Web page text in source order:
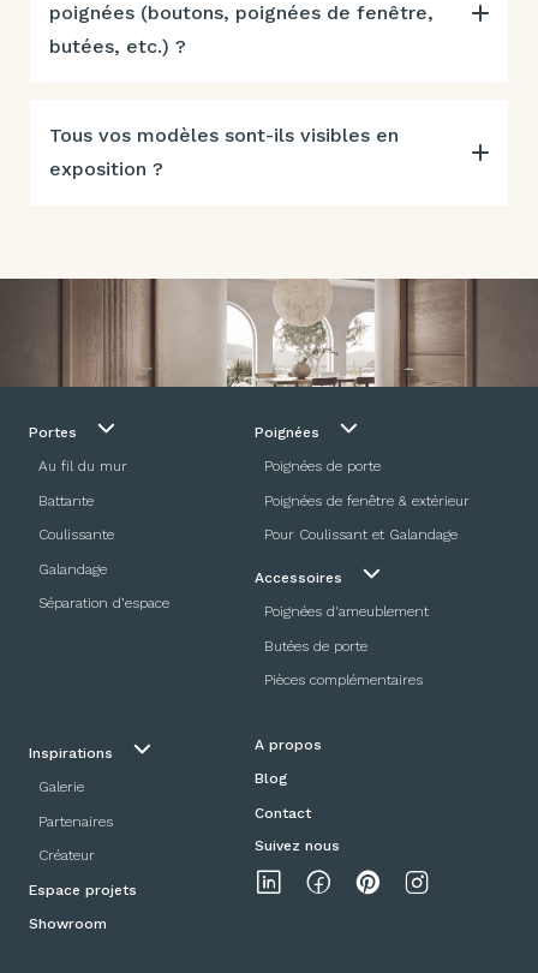
poignées (boutons, poignées de fenêtre,
butées, etc.) ?
Tous vos modèles sont-ils visibles en
exposition ?
Portes
Au fil du mur
Battante
Coulissante
Galandage
Séparation d’espace
Poignées
Poignées de porte
Poignées de fenêtre & extérieur
Pour Coulissant et Galandage
Accessoires
Poignées d'ameublement
Butées de porte
Pièces complémentaires
Inspirations
Galerie
Partenaires
Créateur
Espace projets
Showroom
A propos
Blog
Contact
Suivez nous